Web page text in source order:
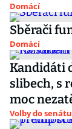
Domácí
Sběrači
Domácí
Kandidáti
slibech, s
moc
Volby do senátu